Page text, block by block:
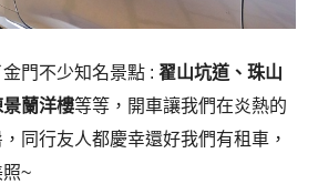
門不少知名景點 : 翟山坑道、珠山
蘭洋樓等等，開車讓我們在炎熱的
同行友人都慶幸還好我們有租車，
~